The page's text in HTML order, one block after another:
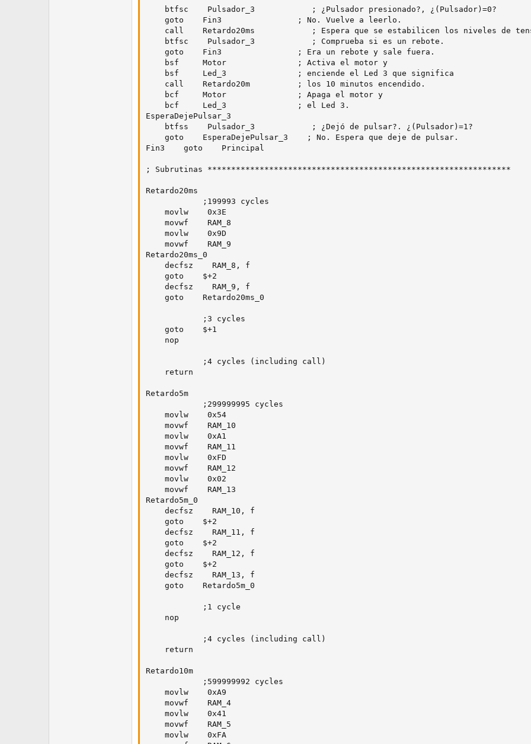
    btfsc    Pulsador_3            ; ¿Pulsador presionado?, ¿(Pulsador)=0?
    goto    Fin3                ; No. Vuelve a leerlo.
call    Retardo20ms            ; Espera que se estabilicen los niveles de
    btfsc    Pulsador_3            ; Comprueba si es un rebote.
    goto    Fin3                ; Era un rebote y sale fuera.
    bsf     Motor               ; Activa el motor y
    bsf     Led_3               ; enciende el Led 3 que significa
    call    Retardo20m          ; los 10 minutos encendido.
    bcf     Motor               ; Apaga el motor y
    bcf     Led_3               ; el Led 3.
EsperaDejePulsar_3
    btfss    Pulsador_3            ; ¿Dejó de pulsar?. ¿(Pulsador)=1?
    goto    EsperaDejePulsar_3    ; No. Espera que deje de pulsar.
Fin3    goto    Principal
; Subrutinas ****************************************************************
Retardo20ms
            ;199993 cycles
    movlw    0x3E
    movwf    RAM_8
    movlw    0x9D
    movwf    RAM_9
Retardo20ms_0
    decfsz    RAM_8, f
    goto    $+2
    decfsz    RAM_9, f
    goto    Retardo20ms_0
            ;3 cycles
    goto    $+1
    nop
            ;4 cycles (including call)
    return
Retardo5m
            ;299999995 cycles
    movlw    0x54
    movwf    RAM_10
    movlw    0xA1
    movwf    RAM_11
    movlw    0xFD
    movwf    RAM_12
    movlw    0x02
    movwf    RAM_13
Retardo5m_0
    decfsz    RAM_10, f
    goto    $+2
    decfsz    RAM_11, f
    goto    $+2
    decfsz    RAM_12, f
    goto    $+2
    decfsz    RAM_13, f
    goto    Retardo5m_0
            ;1 cycle
    nop
            ;4 cycles (including call)
    return
Retardo10m
            ;599999992 cycles
    movlw    0xA9
    movwf    RAM_4
    movlw    0x41
    movwf    RAM_5
    movlw    0xFA